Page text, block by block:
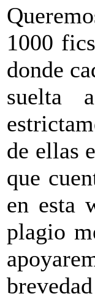
1000
donde
suelta
de ellas
que
en esta
plagio